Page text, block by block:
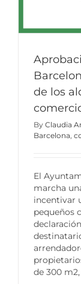
de los
By Claudia
Barcelona,
El
marcha
incentivar
pequeños
de 300